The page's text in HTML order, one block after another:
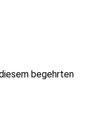
begehrten